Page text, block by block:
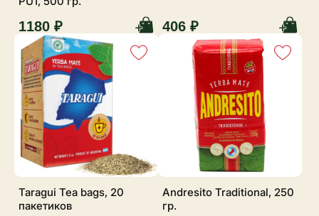
1180 ₽ 406 ₽
Taragui Tea bags, 20
пакетиков
Andresito Traditional, 250
гр.